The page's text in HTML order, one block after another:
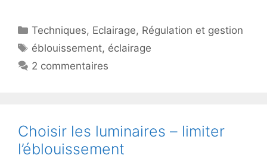
Catégories
Techniques, Eclairage, Régulation et gestion
Étiquettes
éblouissement, éclairage
2 commentaires
Choisir les luminaires – limiter
l’éblouissement